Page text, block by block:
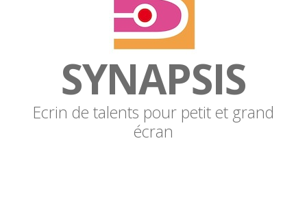
SYNAPSIS
Ecrin de talents pour petit et grand
écran